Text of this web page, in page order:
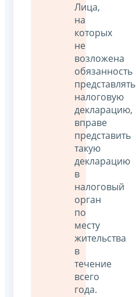
Лица,
на
которых
не
возложена
обязанность
представлять
налоговую
декларацию,
вправе
представить
такую
декларацию
в
налоговый
орган
по
месту
жительства
в
течение
всего
года.